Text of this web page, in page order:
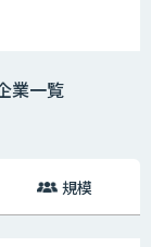
も、AIの導入は大
業一覧
規模